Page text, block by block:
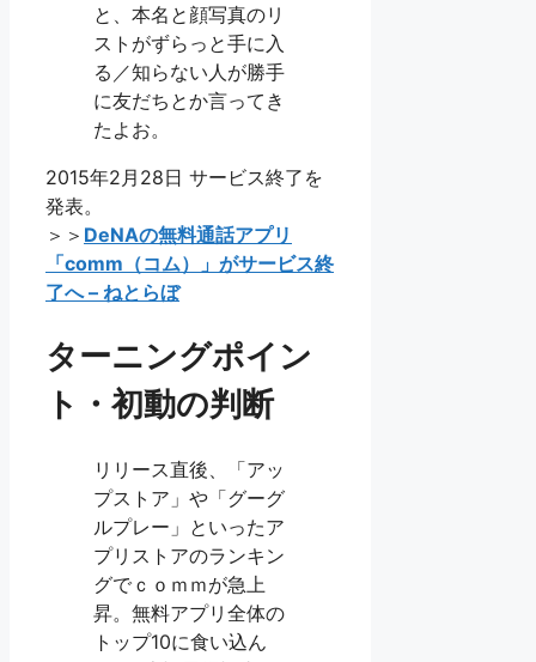
と、本名と顔写真のリ
ストがずらっと手に入
る／知らない人が勝手
に友だちとか言ってき
たよお。
2015年2月28日 サービス終了を
発表。
＞＞ DeNAの無料通話アプリ
「comm（コム）」がサービス終
了へ – ねとらぼ
ターニングポイン
ト・初動の判断
リリース直後、「アッ
プストア」や「グーグ
ルプレー」といったア
プリストアのランキン
グでｃｏｍｍが急上
昇。無料アプリ全体の
トップ10に食い込ん